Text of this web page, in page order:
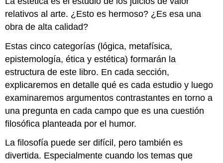
relativos al arte. ¿Esto es hermoso? ¿Es esa una
obra de alta calidad?
Estas cinco categorías (lógica, metafísica,
epistemología, ética y estética) formarán la
estructura de este libro. En cada sección,
explicaremos en detalle qué es cada estudio y luego
examinaremos argumentos contrastantes en torno a
una pregunta en cada campo que es una cuestión
filosófica planteada por el humor.
La filosofía puede ser difícil, pero también es
divertida. Especialmente cuando los temas que